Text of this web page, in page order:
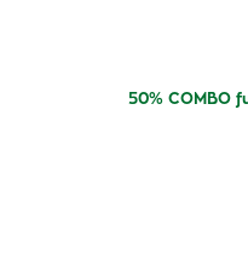
50% COMBO